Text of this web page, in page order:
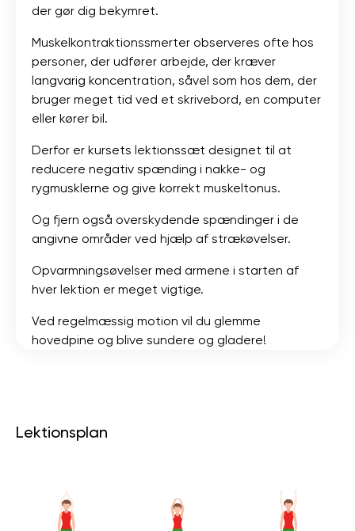
der gør dig bekymret.
Muskelkontraktionssmerter observeres ofte hos
personer, der udfører arbejde, der kræver
langvarig koncentration, såvel som hos dem, der
bruger meget tid ved et skrivebord, en computer
eller kører bil.
Derfor er kursets lektionssæt designet til at
reducere negativ spænding i nakke- og
rygmusklerne og give korrekt muskeltonus.
Og fjern også overskydende spændinger i de
angivne områder ved hjælp af strækøvelser.
Opvarmningsøvelser med armene i starten af ​​
hver lektion er meget vigtige.
Ved regelmæssig motion vil du glemme
hovedpine og blive sundere og gladere!
Lektionsplan